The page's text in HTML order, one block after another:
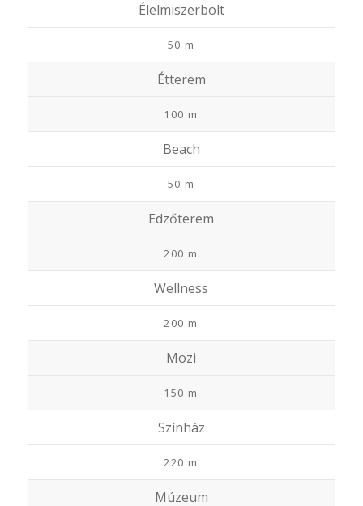
Élelmiszerbolt
50 m
Étterem
100 m
Beach
50 m
Edzőterem
200 m
Wellness
200 m
Mozi
150 m
Színház
220 m
Múzeum